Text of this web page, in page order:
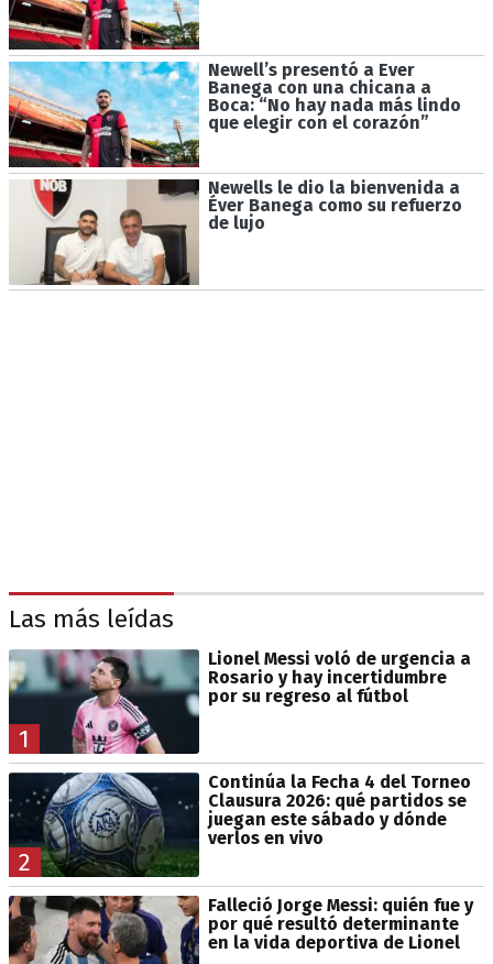
Newell’s presentó a Ever
Banega con una chicana a
Boca: “No hay nada más lindo
que elegir con el corazón”
Newells le dio la bienvenida a
Éver Banega como su refuerzo
de lujo
Las más leídas
1
Lionel Messi voló de urgencia a
Rosario y hay incertidumbre
por su regreso al fútbol
2
Continúa la Fecha 4 del Torneo
Clausura 2026: qué partidos se
juegan este sábado y dónde
verlos en vivo
Falleció Jorge Messi: quién fue y
por qué resultó determinante
en la vida deportiva de Lionel